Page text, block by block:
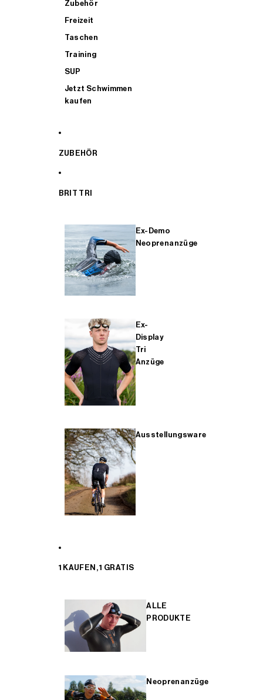
Zubehör
Freizeit
Taschen
Training
SUP
Jetzt Schwimmen
kaufen
ZUBEHÖR
BRIT TRI
Ex-Demo
Neoprenanzüge
Ex-
Display
Tri
Anzüge
Ausstellungsware
1 KAUFEN, 1 GRATIS
ALLE
PRODUKTE
Neoprenanzüge